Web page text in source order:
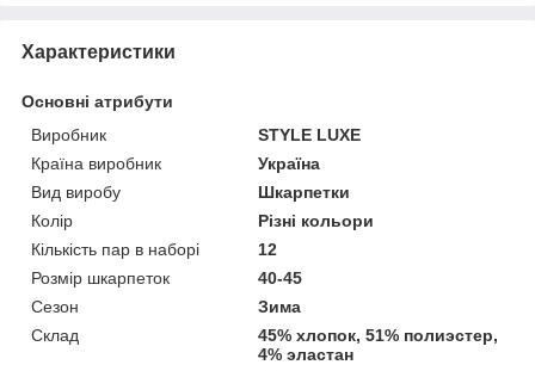
Характеристики
Основні атрибути
Виробник
STYLE LUXE
Країна виробник
Україна
Вид виробу
Шкарпетки
Колір
Різні кольори
Кількість пар в наборі
12
Розмір шкарпеток
40-45
Сезон
Зима
Склад
45% хлопок, 51% полиэстер,
4% эластан